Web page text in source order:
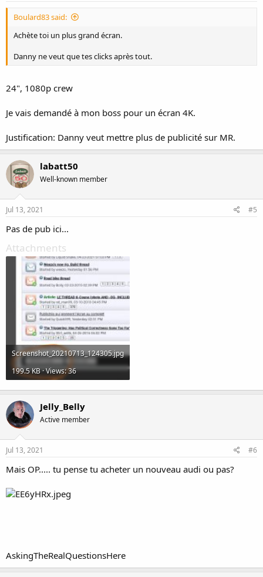
Boulard83 said:
Achète toi un plus grand écran.
Danny ne veut que tes clicks après tout.
24", 1080p crew
Je vais demandé à mon boss pour un écran 4K.
Justification: Danny veut mettre plus de publicité sur MR.
labatt50
Well-known member
Jul 13, 2021 #5
Pas de pub ici...
Attachments
Screenshot_20210713_124305.jpg
199.5 KB · Views: 36
Jelly_Belly
Active member
Jul 13, 2021 #6
Mais OP..... tu pense tu acheter un nouveau audi ou pas?
AskingTheRealQuestionsHere